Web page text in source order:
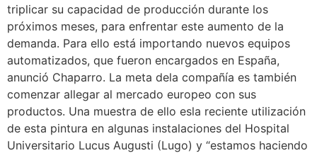
triplicar su capacidad de producción durante los
próximos meses, para enfrentar este aumento de la
demanda. Para ello está importando nuevos equipos
automatizados, que fueron encargados en España,
anunció Chaparro. La meta dela compañía es también
comenzar allegar al mercado europeo con sus
productos. Una muestra de ello esla reciente utilización
de esta pintura en algunas instalaciones del Hospital
Universitario Lucus Augusti (Lugo) y “estamos haciendo